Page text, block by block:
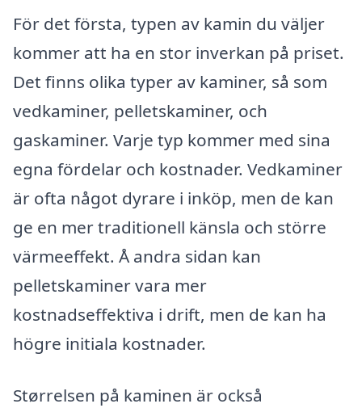
För det första, typen av kamin du väljer
kommer att ha en stor inverkan på priset.
Det finns olika typer av kaminer, så som
vedkaminer, pelletskaminer, och
gaskaminer. Varje typ kommer med sina
egna fördelar och kostnader. Vedkaminer
är ofta något dyrare i inköp, men de kan
ge en mer traditionell känsla och större
värmeeffekt. Å andra sidan kan
pelletskaminer vara mer
kostnadseffektiva i drift, men de kan ha
högre initiala kostnader.
Størrelsen på kaminen är också